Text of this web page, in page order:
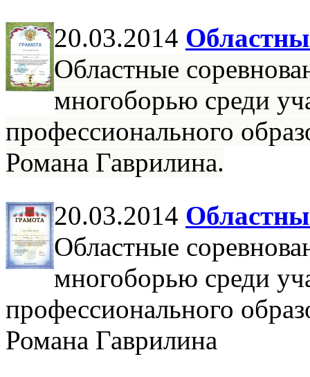
20.03.2014
Областные
многоборью среди
профессионального
Романа Гаврилина.
20.03.2014
Областные
многоборью среди
профессионального
Романа Гаврилина